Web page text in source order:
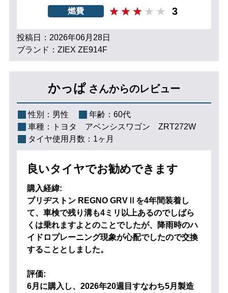
燃費 3
投稿日：2026年06月28日
ブランド：ZIEX ZE914F
かっぱ さんからのレビュー
性別： 男性 年齢： 60代
車種：
トヨタ アベンシスワゴン ZRT272W
タイヤ使用月数： 1ヶ月
良いタイヤでお勧めできます
購入経緯:
ブリヂストン REGNO GRVⅡを4年間装着し
て、車検で残り溝も4ミリ以上あるのでしばら
くは乗れますよとのことでしたが、降雨時のハ
イドロプレーニング現象が心配でしたので交換
することとしました。
評価:
6月に購入し、2026年20週目すなわち5月製造